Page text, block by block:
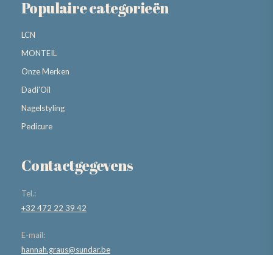
Populaire categorieën
LCN
MONTEIL
Onze Merken
Dadi’Oil
Nagelstyling
Pedicure
Contactgegevens
Tel.:
+32 472 22 39 42
E-mail:
hannah.graus@sundar.be